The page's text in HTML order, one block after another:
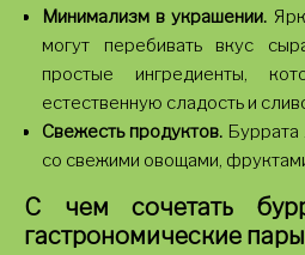
Минимализм в украшении.
могут перебивать вкус
простые ингредиенты,
естественную сладость и
Свежесть продуктов. Буррата
со свежими овощами,
С чем сочетать
гастрономические пары